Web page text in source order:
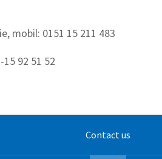
mobil: 0151 15 211 483
92 51 52
Contact us